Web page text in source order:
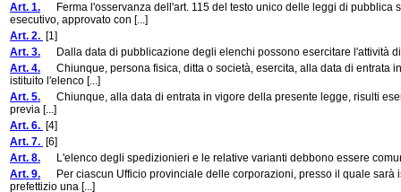
Art. 1. Ferma l'osservanza dell'art. 115 del testo unico delle leggi di pubblica
esecutivo, approvato con [...]
Art. 2. [1]
Art. 3. Dalla data di pubblicazione degli elenchi possono esercitare l'attività
Art. 4. Chiunque, persona fisica, ditta o società, esercita, alla data di entrata
istituito l'elenco [...]
Art. 5. Chiunque, alla data di entrata in vigore della presente legge, risulti
previa [...]
Art. 6. [4]
Art. 7. [6]
Art. 8. L'elenco degli spedizionieri e le relative varianti debbono essere
Art. 9. Per ciascun Ufficio provinciale delle corporazioni, presso il quale sarà
prefettizio una [...]